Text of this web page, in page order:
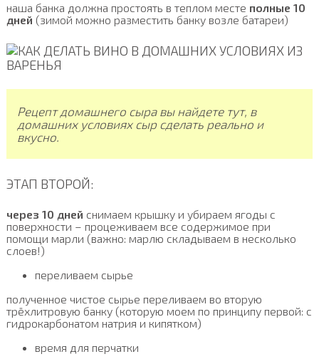
наша банка должна простоять в теплом месте полные 10
дней (зимой можно разместить банку возле батареи)
Рецепт домашнего сыра вы найдете тут, в
домашних условиях сыр сделать реально и
вкусно.
ЭТАП ВТОРОЙ:
через 10 дней снимаем крышку и убираем ягоды с
поверхности – процеживаем все содержимое при
помощи марли (важно: марлю складываем в несколько
слоев!)
переливаем сырье
полученное чистое сырье переливаем во вторую
трёхлитровую банку (которую моем по принципу первой: с
гидрокарбонатом натрия и кипятком)
время для перчатки